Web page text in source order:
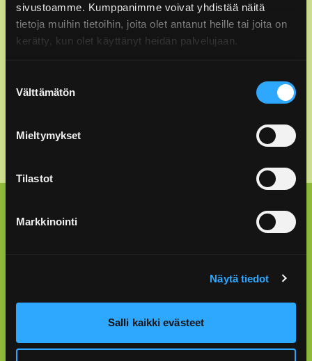
sivustoamme. Kumppanimme voivat yhdistää näitä
tietoja muihin tietoihin, joita olet antanut heille tai joita on
kerätty, kun olet käyttänyt heidän palvelujaan.
valinta
Välttämätön
Mieltymykset
Tilastot
Markkinointi
Näytä tiedot
Salli kaikki evästeet
Asiakaspalvelu: pakkausten tuottajavastuu
09 6162 3500
Lajittelu kotona
Pakkausten kierrätys